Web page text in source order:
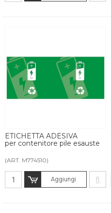
ETICHETTA ADESIVA
per contenitore pile esauste
(ART. M774510)
Aggiungi